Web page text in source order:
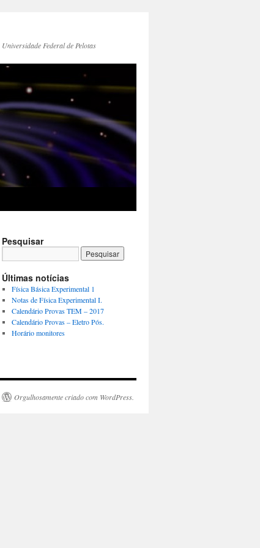
Universidade Federal de Pelotas
Pesquisar
Últimas notícias
Física Básica Experimental 1
Notas de Física Experimental I.
Calendário Provas TEM – 2017
Calendário Provas – Eletro Pós.
Horário monitores
Orgulhosamente criado com WordPress.